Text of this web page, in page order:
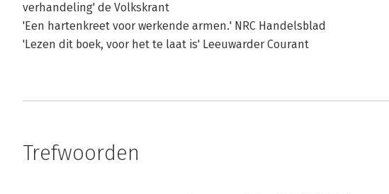
verhandeling' de Volkskrant
'Een hartenkreet voor werkende armen.' NRC Handelsblad
'Lezen dit boek, voor het te laat is' Leeuwarder Courant
Trefwoorden